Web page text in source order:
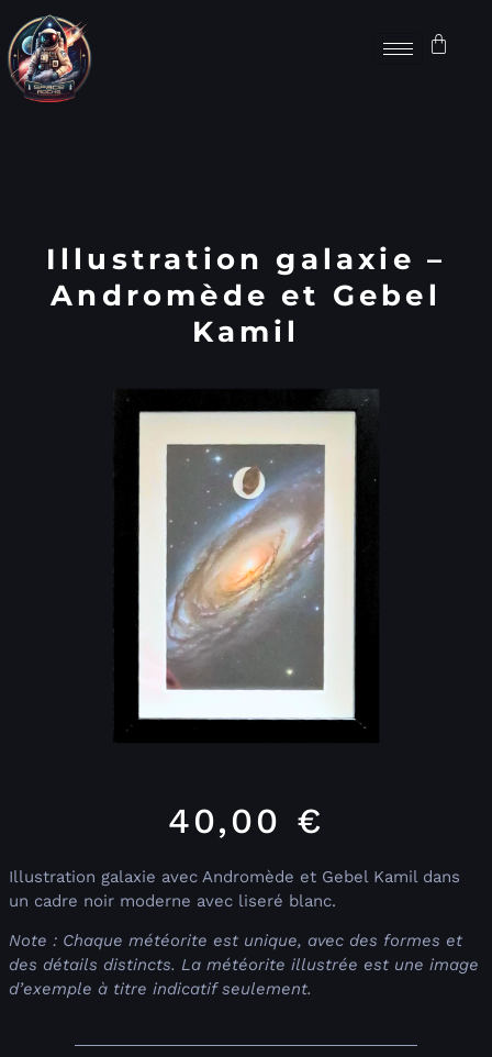
Illustration galaxie –
Andromède et Gebel
Kamil
40,00 €
Illustration galaxie avec Andromède et Gebel Kamil dans
un cadre noir moderne avec liseré blanc.
Note : Chaque météorite est unique, avec des formes et
des détails distincts. La météorite illustrée est une image
d’exemple à titre indicatif seulement.